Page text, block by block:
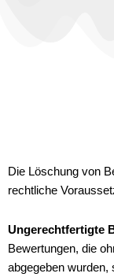
Die Löschung von
rechtliche
Ungerechtfertigte
Bewertungen, die
abgegeben wurden,